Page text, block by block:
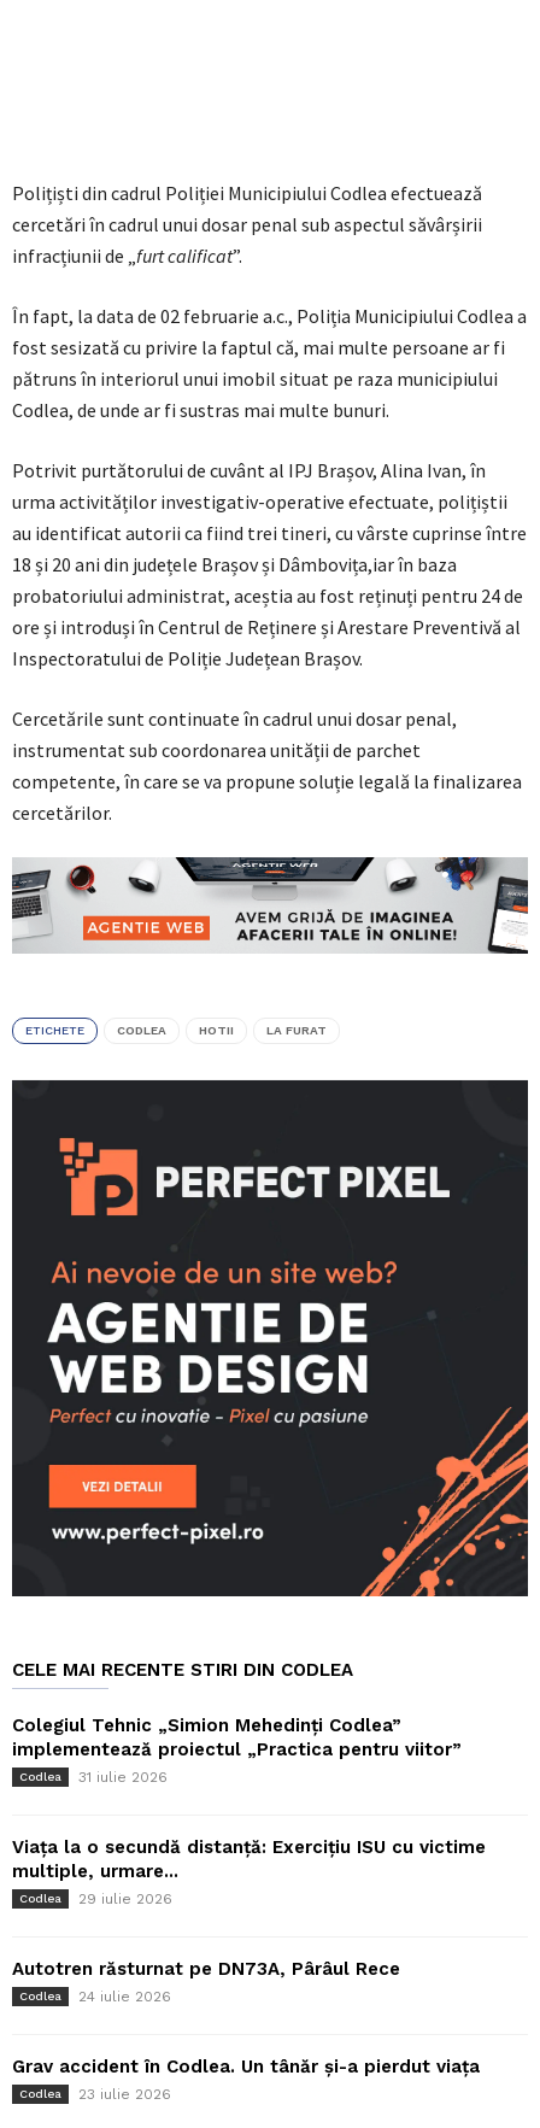
Polițiști din cadrul Poliției Municipiului Codlea efectuează
cercetări în cadrul unui dosar penal sub aspectul săvârșirii
infracțiunii de „furt calificat”.
În fapt, la data de 02 februarie a.c., Poliția Municipiului Codlea a
fost sesizată cu privire la faptul că, mai multe persoane ar fi
pătruns în interiorul unui imobil situat pe raza municipiului
Codlea, de unde ar fi sustras mai multe bunuri.
Potrivit purtătorului de cuvânt al IPJ Brașov, Alina Ivan, în
urma activităților investigativ-operative efectuate, polițiștii
au identificat autorii ca fiind trei tineri, cu vârste cuprinse între
18 și 20 ani din județele Brașov și Dâmbovița,iar în baza
probatoriului administrat, aceștia au fost reținuți pentru 24 de
ore și introduși în Centrul de Reținere și Arestare Preventivă al
Inspectoratului de Poliție Județean Brașov.
Cercetările sunt continuate în cadrul unui dosar penal,
instrumentat sub coordonarea unității de parchet
competente, în care se va propune soluție legală la finalizarea
cercetărilor.
ETICHETE CODLEA HOTII LA FURAT
CELE MAI RECENTE STIRI DIN CODLEA
Colegiul Tehnic „Simion Mehedinți Codlea”
implementează proiectul „Practica pentru viitor”
Codlea 31 iulie 2026
Viața la o secundă distanță: Exercițiu ISU cu victime
multiple, urmare...
Codlea 29 iulie 2026
Autotren răsturnat pe DN73A, Pârâul Rece
Codlea 24 iulie 2026
Grav accident în Codlea. Un tânăr și-a pierdut viața
Codlea 23 iulie 2026